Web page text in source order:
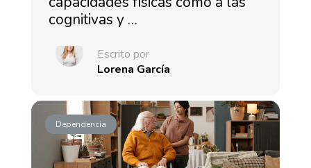
cognitivas y …
Escrito por
Lorena García
Dependencia